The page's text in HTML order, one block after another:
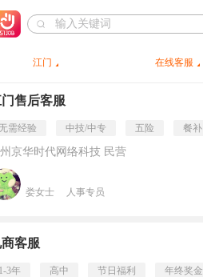
江门 在线客服
售后客服
需经验 中技/中专 五险 餐补
京华时代网络科技 民营
娄女士 人事专员
客服
3年 高中 节日福利 年终奖金